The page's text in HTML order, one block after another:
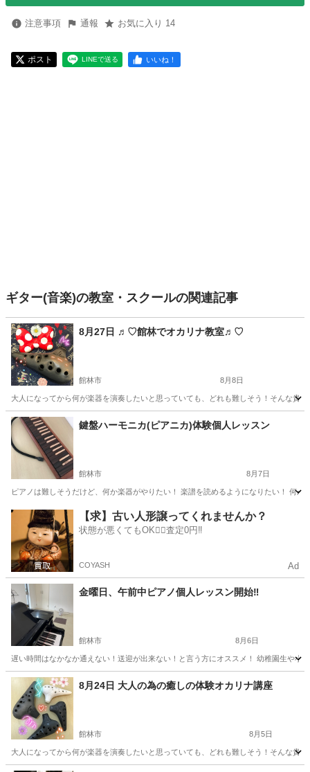
注意事項 通報 お気に入り 14
ポスト LINEで送る いいね！
ギター(音楽)の教室・スクールの関連記事
8月27日 ♬︎♡館林でオカリナ教室♬︎♡
館林市 8月8日
大人になってから何が楽器を演奏したいと思っていても、どれも難しそう！そんな貴
群馬 館林市 その他 オカリナ
鍵盤ハーモニカ(ピアニカ)体験個人レッスン
館林市 8月7日
ピアノは難しそうだけど、何か楽器がやりたい！ 楽譜を読めるようになりたい！ 何
群馬 館林市 ピアノ
【求】古い人形譲ってくれませんか？
状態が悪くてもOK🙆‍♀️査定0円‼️
COYASH Ad
金曜日、午前中ピアノ個人レッスン開始‼️
館林市 8月6日
遅い時間はなかなか通えない！送迎が出来ない！と言う方にオススメ！ 幼稚園生や
群馬 館林市 その他 リズム
8月24日 大人の為の癒しの体験オカリナ講座
館林市 8月5日
大人になってから何が楽器を演奏したいと思っていても、どれも難しそう！そんな貴